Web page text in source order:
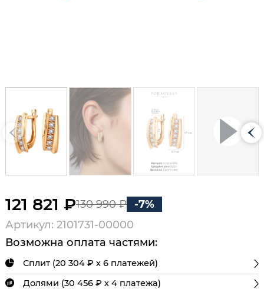
121 821 ₽130 990 ₽
-7%
Артикул: 2101731-00000
Возможна оплата частями:
Сплит (20 304 ₽ х 6 платежей)
Долями (30 456 ₽ х 4 платежа)